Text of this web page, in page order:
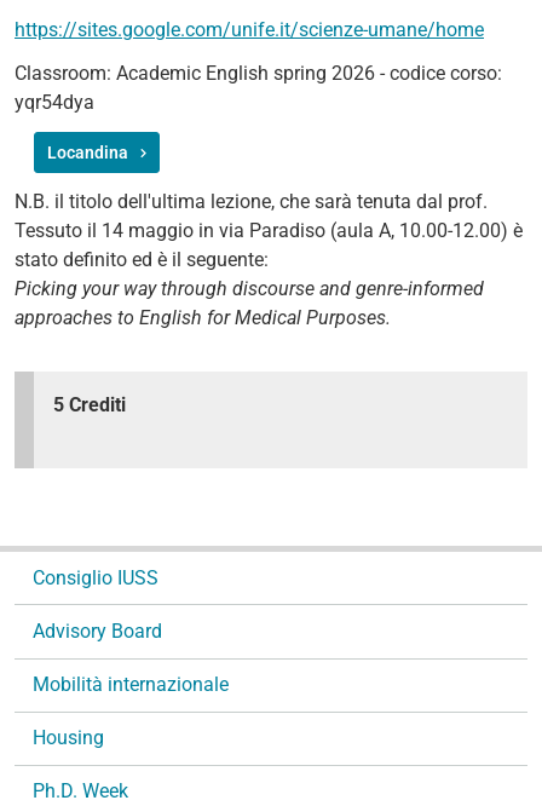
https://sites.google.com/unife.it/scienze-umane/home
Classroom: Academic English spring 2026 - codice corso:
yqr54dya
Locandina
N.B. il titolo dell'ultima lezione, che sarà tenuta dal prof.
Tessuto il 14 maggio in via Paradiso (aula A, 10.00-12.00) è
stato definito ed è il seguente:
Picking your way through discourse and genre-informed
approaches to English for Medical Purposes.
5 Crediti
a
i
Consiglio IUSS
Advisory Board
Mobilità internazionale
Housing
Ph.D. Week